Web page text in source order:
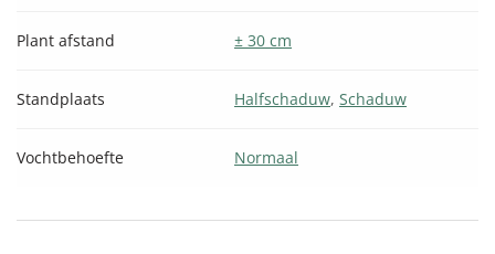
Plant afstand ± 30 cm
Standplaats Halfschaduw,Schaduw
Vochtbehoefte Normaal